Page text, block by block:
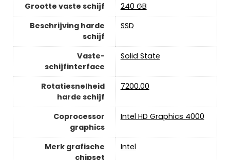
Grootte vaste schijf
‎240 GB
Beschrijving harde
schijf
‎SSD
Vaste-
schijfinterface
‎Solid State
Rotatiesnelheid
harde schijf
‎7200.00
Coprocessor
graphics
‎Intel HD Graphics 4000
Merk grafische
chipset
‎Intel